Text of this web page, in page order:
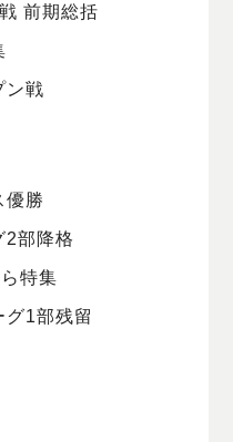
前期総括
ン戦
優勝
2部降格
特集
グ1部残留